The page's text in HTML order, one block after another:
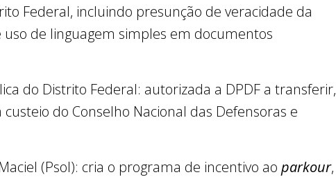
Federal, incluindo presunção de veracidade da
de linguagem simples em documentos
do Distrito Federal: autorizada a DPDF a transferir,
do Conselho Nacional das Defensoras e
(Psol): cria o programa de incentivo ao parkour,